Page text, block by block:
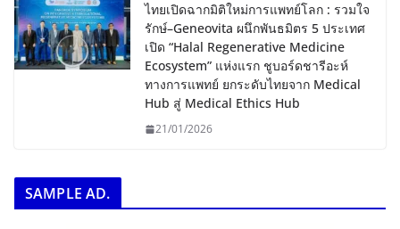
ไทยเปิดฉากมิติใหม่การแพทย์โลก : รวมใจ
รักษ์–Geneovita ผนึกพันธมิตร 5 ประเทศ
เปิด “Halal Regenerative Medicine
Ecosystem” แห่งแรก ชูบอร์ดชารีอะห์
ทางการแพทย์ ยกระดับไทยจาก Medical
Hub สู่ Medical Ethics Hub
21/01/2026
SAMPLE AD.